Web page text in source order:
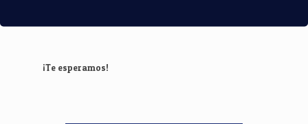
¡Te esperamos!